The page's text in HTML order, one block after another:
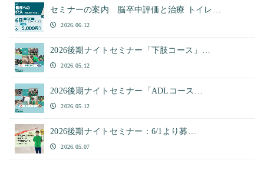
セミナーの案内 脳卒中評価と治療 トイレ…
2026.06.12
2026後期ナイトセミナー「下肢コース」…
2026.05.12
2026後期ナイトセミナー「ADLコース…
2026.05.12
2026後期ナイトセミナー：6/1より募…
2026.05.07